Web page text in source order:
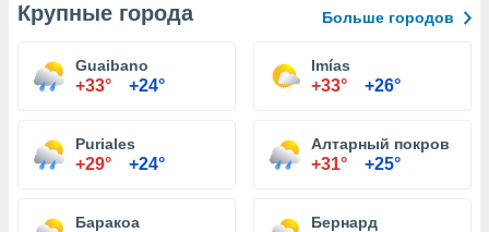
Крупные города Больше городов
Guaibano
+33° +24°
Imías
+33° +26°
Puriales
+29° +24°
Алтарный покров
+31° +25°
Баракоа Бернард